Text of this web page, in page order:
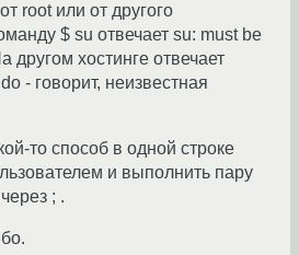
root или от другого
$ su отвечает su: must be
другом хостинге отвечает
- говорит, неизвестная
то способ в одной строке
и выполнить пару
; .